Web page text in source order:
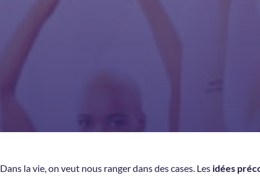
Dans la vie, on veut nous ranger dans des cases. Les idées